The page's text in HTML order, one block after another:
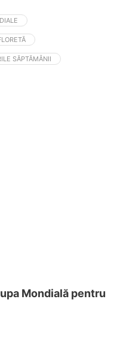
SĂPTĂMÂNII
Mondială pentru